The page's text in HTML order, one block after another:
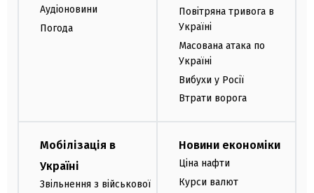
Аудіоновини
Погода
Повітряна тривога в
Україні
Масована атака по
Україні
Вибухи у Росії
Втрати ворога
Мобілізація в
Україні
Звільнення з військової
Новини економіки
Ціна нафти
Курси валют